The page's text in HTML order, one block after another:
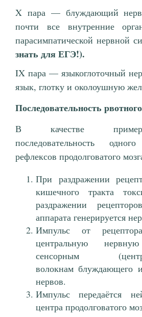
X пара — блуждающий
почти все внутренние
парасимпатической нервной
знать для ЕГЭ!).
IX пара — языкоглоточный
язык, глотку и околоушную
Последовательность
В качестве
последовательность
рефлексов продолговатого
При раздражении
кишечного тракта
раздражении
аппарата генерируется
Импульс от
центральную
сенсорным
волокнам блуждающего и
нервов.
Импульс передаётся
центра продолговатого